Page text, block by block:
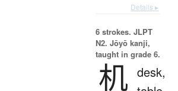
Details ▸
6 strokes. JLPT
N2. Jōyō kanji,
taught in grade 6.
机 desk,